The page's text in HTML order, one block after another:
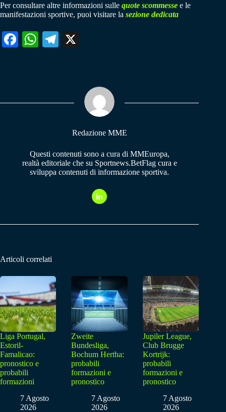
Per consultare altre informazioni sulle quote scommesse e le
manifestazioni sportive, puoi visitare la sezione dedicata
Fa W
pp
Te
m
Redazione MME
Questi contenuti sono a cura di MMEuropa,
realtà editoriale che su Sportnews.BetFlag cura e
sviluppa contenuti di informazione sportiva.
Articoli correlati
Liga Portugal,
Estoril-
Famalicao:
pronostico e
probabili
formazioni
7 Agosto
2026
Zweite
Bundesliga,
Bochum Hertha:
probabili
formazioni e
pronostico
7 Agosto
2026
Jupiler League,
Club Brugge
Kortrijk:
probabili
formazioni e
pronostico
7 Agosto
2026